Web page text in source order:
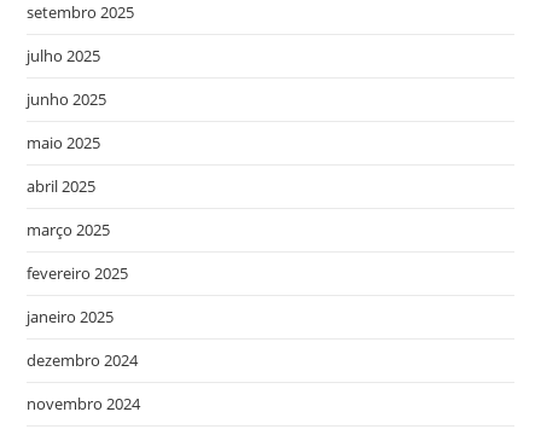
setembro 2025
julho 2025
junho 2025
maio 2025
abril 2025
março 2025
fevereiro 2025
janeiro 2025
dezembro 2024
novembro 2024